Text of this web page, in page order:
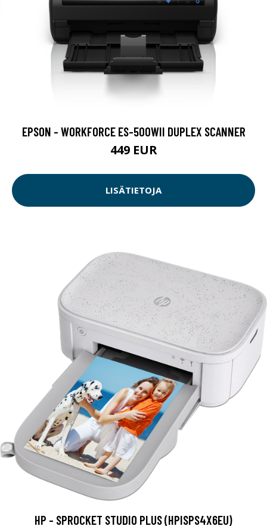
EPSON - WORKFORCE ES-500WII DUPLEX SCANNER
449 EUR
LISÄTIETOJA
HP - SPROCKET STUDIO PLUS (HPISPS4X6EU)